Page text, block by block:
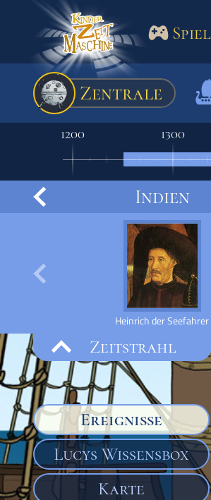
Spiel
Spiel
Zentrale
1200 1300
Indien
Heinrich der Seefahrer
Zeitstrahl
Ereignisse
Lucys Wissensbox
Karte